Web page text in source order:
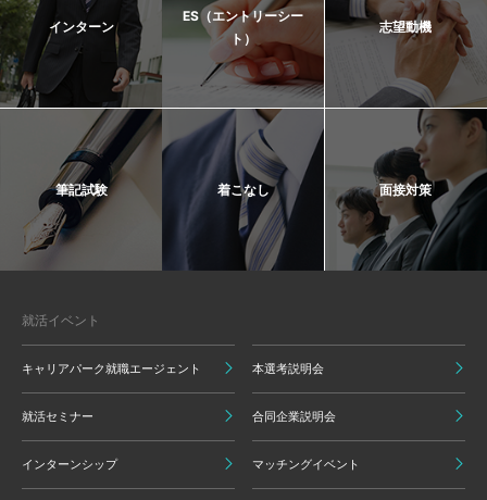
インターン
ES（エントリーシー
ト）
志望動機
筆記試験 着こなし 面接対策
就活イベント
キャリアパーク就職エージェント 本選考説明会
就活セミナー 合同企業説明会
インターンシップ マッチングイベント